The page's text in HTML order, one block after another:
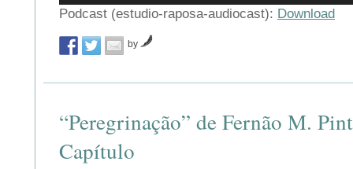
áudio
Podcast (estudio-raposa-audiocast): Download
by
“Peregrinação” de Fernão M.
Capítulo